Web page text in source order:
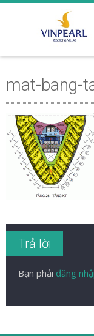
mat-bang-
Trả lời
Bạn phải đăng